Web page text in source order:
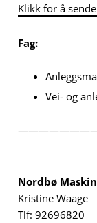
Klikk for å
Fag:
Vei- og
Nordbø Maskin
Kristine Waage
Tlf: 92696820